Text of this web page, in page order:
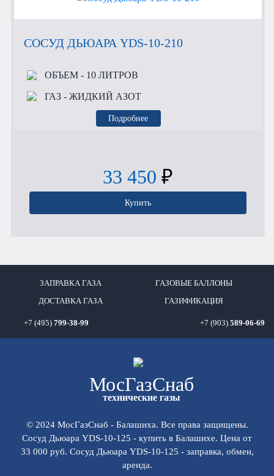
СОСУД ДЬЮАРА YDS-10-210
ОБЪЕМ- 10 ЛИТРОВ
ГАЗ- ЖИДКИЙ АЗОТ
Подробнее
33 450 ₽
Купить
ЗАПРАВКА ГАЗА ГАЗОВЫЕ БАЛЛОНЫ
ДОСТАВКА ГАЗА ГАЗИФИКАЦИЯ
+7 (495) 799-38-99 +7 (903) 589-06-69
МосГазСнаб
технические газы
© 2024 МосГазСнаб - Балашиха. Все права защищены.
Сосуд Дьюара YDS-10-125 - купить в Балашихе. Цена от
33 000 руб. Сосуд Дьюара YDS-10-125 - заправка, обмен,
аренда.